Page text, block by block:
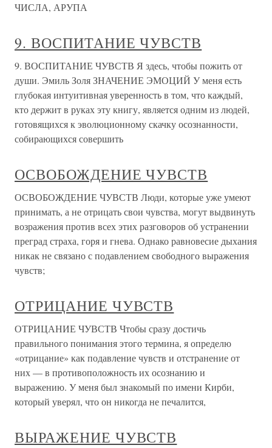
ЧИСЛА, АРУПА
9. ВОСПИТАНИЕ ЧУВСТВ
9. ВОСПИТАНИЕ ЧУВСТВ Я здесь, чтобы пожить от
души. Эмиль Золя ЗНАЧЕНИЕ ЭМОЦИЙ У меня есть
глубокая интуитивная уверенность в том, что каждый,
кто держит в руках эту книгу, является одним из людей,
готовящихся к эволюционному скачку осознанности,
собирающихся совершить
ОСВОБОЖДЕНИЕ ЧУВСТВ
ОСВОБОЖДЕНИЕ ЧУВСТВ Люди, которые уже умеют
принимать, а не отрицать свои чувства, могут выдвинуть
возражения против всех этих разговоров об устранении
преград страха, горя и гнева. Однако равновесие дыхания
никак не связано с подавлением свободного выражения
чувств;
ОТРИЦАНИЕ ЧУВСТВ
ОТРИЦАНИЕ ЧУВСТВ Чтобы сразу достичь
правильного понимания этого термина, я определю
«отрицание» как подавление чувств и отстранение от
них — в противоположность их осознанию и
выражению. У меня был знакомый по имени Кирби,
который уверял, что он никогда не печалится,
ВЫРАЖЕНИЕ ЧУВСТВ